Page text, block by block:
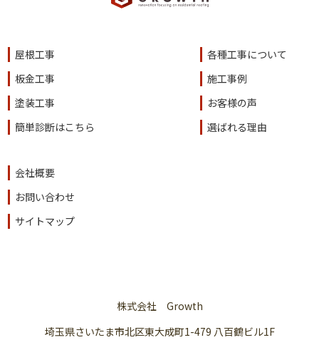
屋根工事
板金工事
塗装工事
簡単診断はこちら
各種工事について
施工事例
お客様の声
選ばれる理由
会社概要
お問い合わせ
サイトマップ
株式会社 Growth
埼玉県さいたま市北区東大成町1-479 八百鶴ビル1F